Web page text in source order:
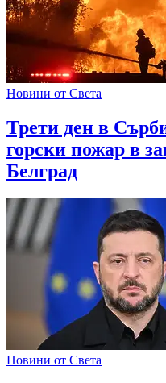
Новини от Света
Трети ден в
горски пожар в
Белград
Новини от Света